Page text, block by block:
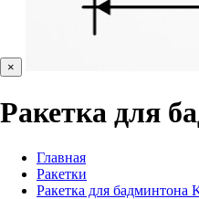
×
Ракетка для
Главная
Ракетки
Ракетка для бадминтона